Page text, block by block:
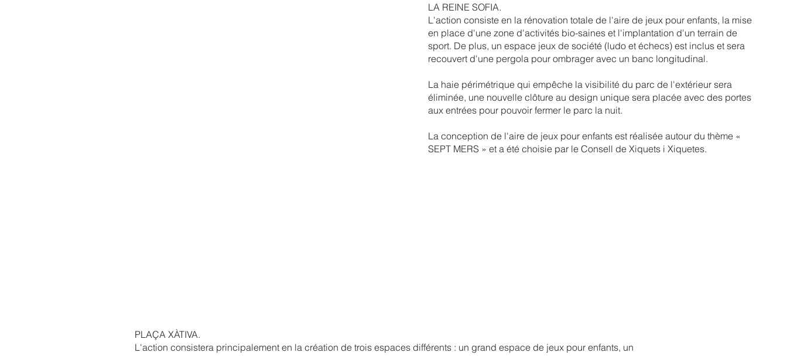
LA REINE SOFIA.
L'action consiste en la rénovation totale de l'aire de jeux pour enfants, la mise
en place d'une zone d'activités bio-saines et l'implantation d'un terrain de
sport. De plus, un espace jeux de société (ludo et échecs) est inclus et sera
recouvert d'une pergola pour ombrager avec un banc longitudinal.
La haie périmétrique qui empêche la visibilité du parc de l'extérieur sera
éliminée, une nouvelle clôture au design unique sera placée avec des portes
aux entrées pour pouvoir fermer le parc la nuit.
La conception de l'aire de jeux pour enfants est réalisée autour du thème «
SEPT MERS » et a été choisie par le Consell de Xiquets i Xiquetes.
PLAÇA XÀTIVA.
L'action consistera principalement en la création de trois espaces différents : un grand espace de jeux pour enfants, un